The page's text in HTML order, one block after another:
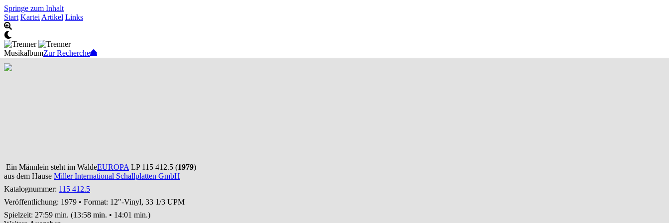
Springe zum Inhalt
Start Kartei Artikel Links
MusikalbumZur Recherche
Ein Männlein steht im WaldeEUROPA LP 115 412.5 (1979)
aus dem Hause Miller International Schallplatten GmbH
Katalognummer: 115 412.5
Veröffentlichung: 1979 • Format: 12"-Vinyl, 33 1/3 UPM
Spielzeit: 27:59 min. (13:58 min. • 14:01 min.)